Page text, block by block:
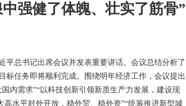
强健了体魄、壮实了筋骨”
平总书记出席会议并发表重要讲话。会议总结分析了
标任务即将顺利完成。围绕明年经济工作，会议提出
内需求”“以科技创新引领新质生产力发展，建设现
水平对外开放，稳外贸、稳外资”“统筹推进新型城